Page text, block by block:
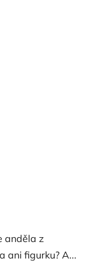
anděla z
ani figurku? A...